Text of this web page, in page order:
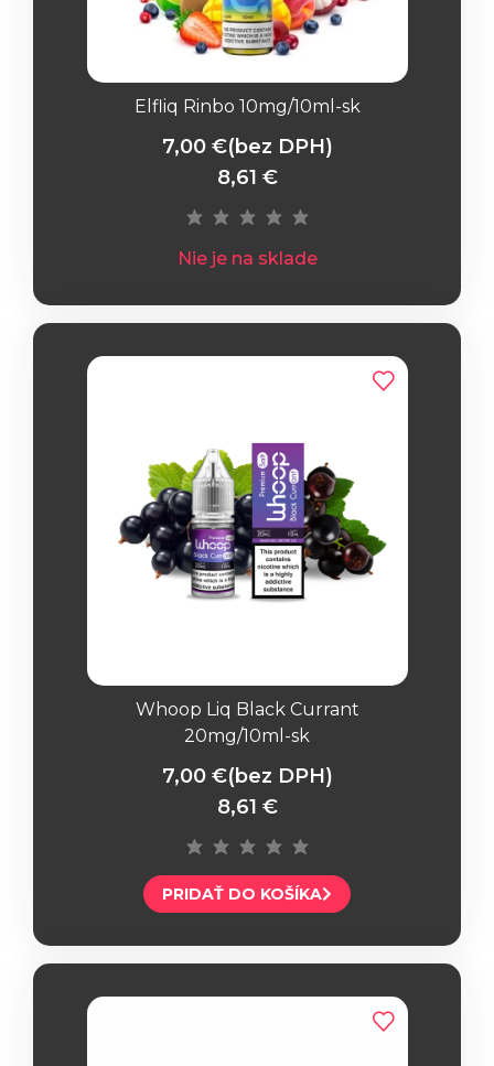
Elfliq Rinbo 10mg/10ml-sk
7,00 €(bez DPH)
8,61 €
Nie je na sklade
Whoop Liq Black Currant
20mg/10ml-sk
7,00 €(bez DPH)
8,61 €
PRIDAŤ DO KOŠÍKA